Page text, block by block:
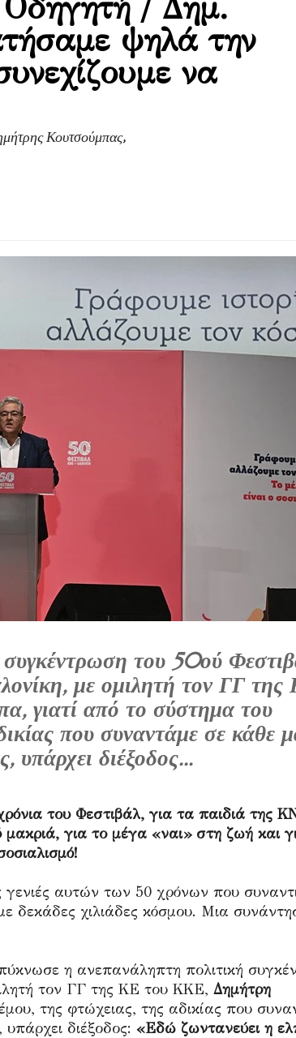
ψηλά την
να
Κουτσούμπας,
του 50ού
με ομιλητή τον ΓΓ της
, γιατί από το σύστημα του
που συναντάμε σε κάθε
διέξοδος...
του Φεστιβάλ, για τα παιδιά της
για το μέγα «ναι» στη ζωή και
αυτών των 50 χρόνων που
δεκάδες χιλιάδες κόσμου. Μια
η ανεπανάληπτη πολιτική
τον ΓΓ της ΚΕ του ΚΚΕ, Δημήτρη
της φτώχειας, της αδικίας που
διέξοδος: «Εδώ ζωντανεύει η